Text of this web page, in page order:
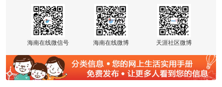
海南在线微信号 海南在线微博 天涯社区微博